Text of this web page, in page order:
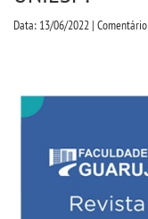
BACHARELADOS
LICENCIATURAS
Data: 13/06/2022 | Comentário